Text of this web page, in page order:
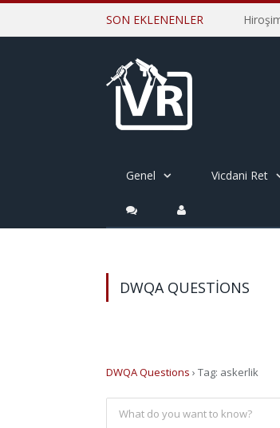
SON EKLENENLER
Genel Vicdani Ret
DWQA QUESTIONS
DWQA Questions › Tag: askerlik